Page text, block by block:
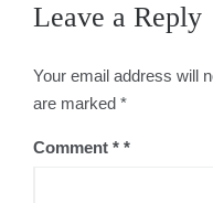
Leave a Reply
Your email address will
are marked *
Comment *